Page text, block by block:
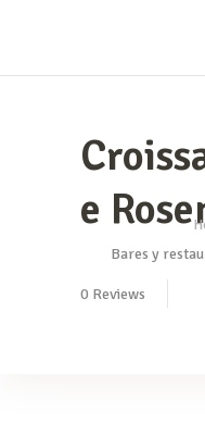
e
Bares y
0 Reviews